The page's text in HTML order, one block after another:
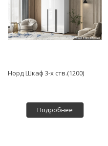
Норд Шкаф 3-х ств.(1200)
Подробнее